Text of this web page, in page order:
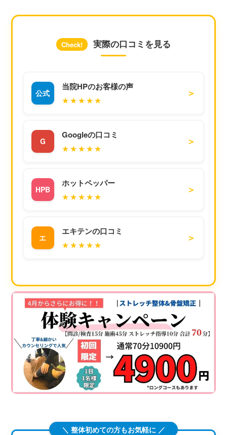
Check! 実際の口コミを見る
公式
当院HPのお客様の声
★★★★★
＞
G
Googleの口コミ
★★★★★
＞
HPB
ホットペッパー
★★★★★
＞
エ
エキテンの口コミ
★★★★★
＞
＼ 整体初めての方もお気軽に ／